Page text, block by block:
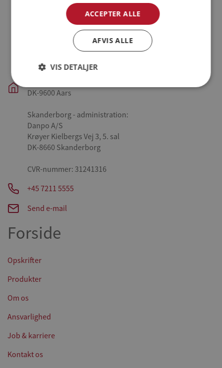
Farre - hovedkontor, administration og produktion:
Tykhøjetvej 44, Farre
Danpo A/S
DK-9600 Aars
Skanderborg - administration:
Danpo A/S
Krøyer Kielbergs Vej 3, 5. sal
DK-8660 Skanderborg
CVR-nummer: 31241316
+45 7211 5555
Send e-mail
Forside
Opskrifter
Produkter
Om os
Ansvarlighed
Job & karriere
Kontakt os
ACCEPTER ALLE
AFVIS ALLE
VIS DETALJER